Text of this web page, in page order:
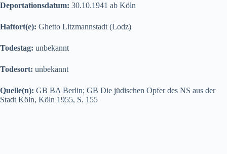
Deportationsdatum: 30.10.1941 ab Köln
Haftort(e): Ghetto Litzmannstadt (Lodz)
Todestag: unbekannt
Todesort: unbekannt
Quelle(n): GB BA Berlin; GB Die jüdischen Opfer des NS aus der
Stadt Köln, Köln 1955, S. 155